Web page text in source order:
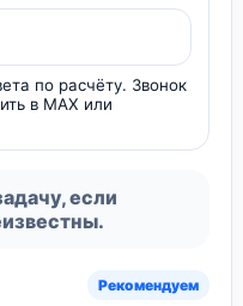
по расчёту. Звонок
в MAX или
если
Рекомендуем